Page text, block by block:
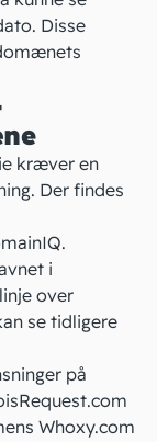
Disse
kræver en
Der findes
.
i
over
se tidligere
på
Whoxy.com